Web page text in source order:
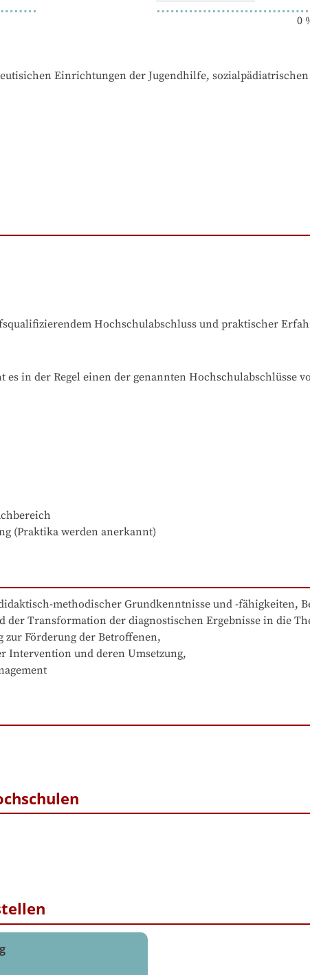
0
Einrichtungen der Jugendhilfe,
Hochschulabschluss und praktischer
in der Regel einen der genannten Hochschulabschlüsse
(Praktika werden anerkannt)
methodischer Grundkenntnisse und -fähigkeiten,
der Transformation der diagnostischen Ergebnisse in die
Förderung der Betroffenen,
Intervention und deren Umsetzung,